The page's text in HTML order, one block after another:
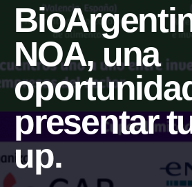
NOA, una
presentar
up.